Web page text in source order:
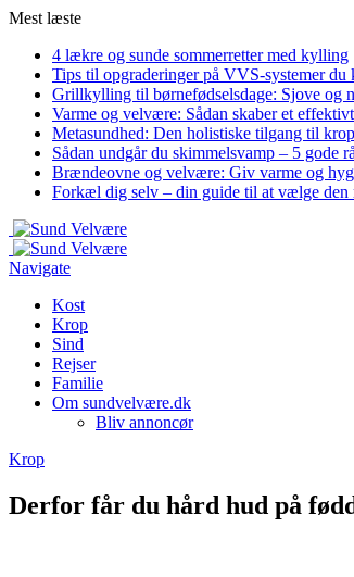
Mest læste
4 lækre og sunde sommerretter med kylling
Tips til opgraderinger på VVS-systemer
Grillkylling til børnefødselsdage: Sjove og
Varme og velvære: Sådan skaber et
Metasundhed: Den holistiske tilgang til
Sådan undgår du skimmelsvamp – 5 gode
Brændeovne og velvære: Giv varme og
Forkæl dig selv – din guide til at vælge den
Navigate
Kost
Krop
Sind
Rejser
Familie
Om sundvelvære.dk
Bliv annoncør
Krop
Derfor får du hård hud på